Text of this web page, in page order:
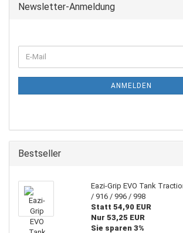
Newsletter-Anmeldung
ZUR
E-
Mail
ANMELDEN
Bestseller
Eazi-Grip EVO Tank
/ 916 / 996 / 998
Statt 54,90 EUR
Nur 53,25 EUR
Sie sparen 3%